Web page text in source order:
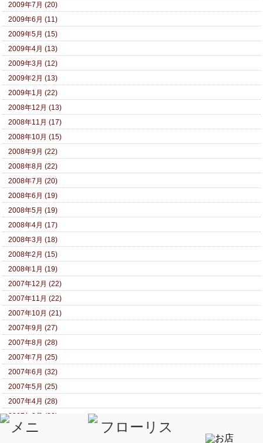
2009年7月 (20)
2009年6月 (11)
2009年5月 (15)
2009年4月 (13)
2009年3月 (12)
2009年2月 (13)
2009年1月 (22)
2008年12月 (13)
2008年11月 (17)
2008年10月 (15)
2008年9月 (22)
2008年8月 (22)
2008年7月 (20)
2008年6月 (19)
2008年5月 (19)
2008年4月 (17)
2008年3月 (18)
2008年2月 (15)
2008年1月 (19)
2007年12月 (22)
2007年11月 (22)
2007年10月 (21)
2007年9月 (27)
2007年8月 (28)
2007年7月 (25)
2007年6月 (32)
2007年5月 (25)
2007年4月 (28)
2007年3月 (29)
2007年2月 (24)